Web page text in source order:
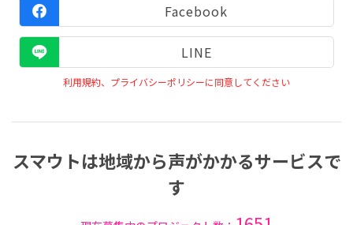
Facebook
LINE
利用規約、プライバシーポリシーに同意してください
スマウトは地域から声がかかるサービスで
す